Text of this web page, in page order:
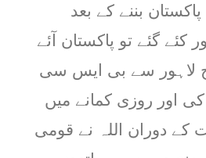
بننے کے بعد
کئے گئے تو پاکستان آئے
لاہور سے بی ایس سی
کی اور روزی کمانے میں
کے دوران اللہ نے قومی